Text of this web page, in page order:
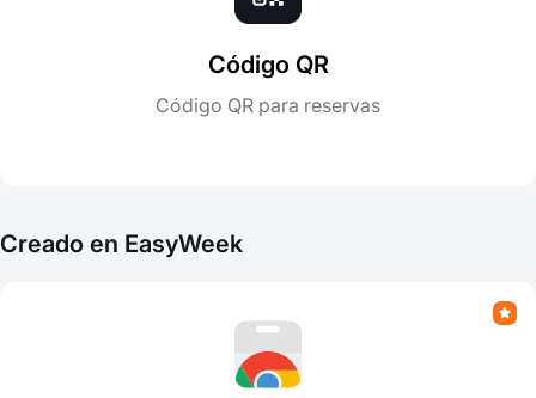
Código QR
Código QR para reservas
Creado en EasyWeek